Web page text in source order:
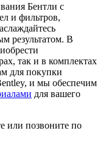
Бентли с
и фильтров,
результатом. В
так и в комплектах
для покупки
и мы обеспечим
для вашего
или позвоните по